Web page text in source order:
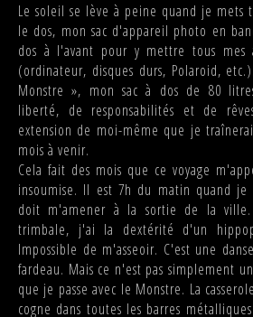
Le soleil se lève à peine quand je mets
le dos, mon sac d'appareil photo en
dos à l'avant pour y mettre tous mes
(ordinateur, disques durs, Polaroid,
Monstre », mon sac à dos de 80
liberté, de responsabilités et de
extension de moi-même que je
mois à venir.
Cela fait des mois que ce voyage
insoumise. Il est 7h du matin quand
doit m'amener à la sortie de la
trimbale, j'ai la dextérité d'un
Impossible de m'asseoir. C'est une
fardeau. Mais ce n'est pas simplement
que je passe avec le Monstre. La
cogne dans toutes les barres